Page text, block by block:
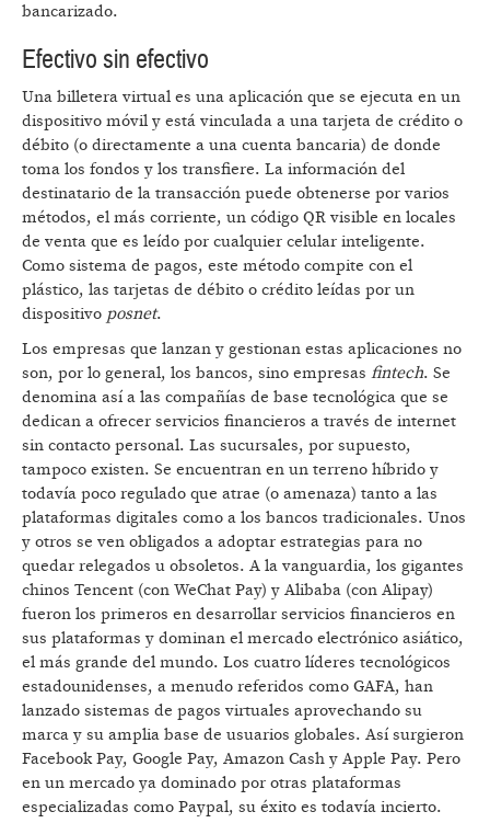
bancarizado.
Efectivo sin efectivo
Una billetera virtual es una aplicación que se ejecuta en un
dispositivo móvil y está vinculada a una tarjeta de crédito o
débito (o directamente a una cuenta bancaria) de donde
toma los fondos y los transfiere. La información del
destinatario de la transacción puede obtenerse por varios
métodos, el más corriente, un código QR visible en locales
de venta que es leído por cualquier celular inteligente.
Como sistema de pagos, este método compite con el
plástico, las tarjetas de débito o crédito leídas por un
dispositivo posnet.
Los empresas que lanzan y gestionan estas aplicaciones no
son, por lo general, los bancos, sino empresas fintech. Se
denomina así a las compañías de base tecnológica que se
dedican a ofrecer servicios financieros a través de internet
sin contacto personal. Las sucursales, por supuesto,
tampoco existen. Se encuentran en un terreno híbrido y
todavía poco regulado que atrae (o amenaza) tanto a las
plataformas digitales como a los bancos tradicionales. Unos
y otros se ven obligados a adoptar estrategias para no
quedar relegados u obsoletos. A la vanguardia, los gigantes
chinos Tencent (con WeChat Pay) y Alibaba (con Alipay)
fueron los primeros en desarrollar servicios financieros en
sus plataformas y dominan el mercado electrónico asiático,
el más grande del mundo. Los cuatro líderes tecnológicos
estadounidenses, a menudo referidos como GAFA, han
lanzado sistemas de pagos virtuales aprovechando su
marca y su amplia base de usuarios globales. Así surgieron
Facebook Pay, Google Pay, Amazon Cash y Apple Pay. Pero
en un mercado ya dominado por otras plataformas
especializadas como Paypal, su éxito es todavía incierto.